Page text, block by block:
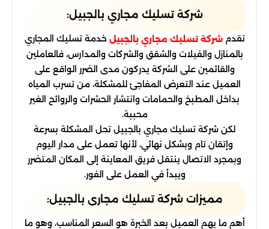
شركة تسليك مجاري بالجبيل:
تقدمشركة تسليك مجاري بالجبيل خدمة تسليك المجاري
بالمنازل والفيلات والشقق والشركات والمدارس، فالعاملين
والقائمين على الشركة يدركون مدى الضرر الواقع على
العميل عند التعرض المفاجئ للمشكلة، من تسرب المياه
بداخل المطبخ والحمامات وانتشار الحشرات والروائح الغير
محببة.
لكن شركة تسليك مجاري بالجبيل تحل المشكلة بسرعة
وإتقان تام وبشكل نهائي، لأنها تعمل على مدار اليوم
وبمجرد الاتصال ينتقل فريق المعاينة إلى المكان المتضرر
ويبدأ في العمل على الفور.
مميزات شركة تسليك مجارى بالجبيل:
أهم ما يهم العميل بعد الخبرة هو السعر المناسب، وهو ما